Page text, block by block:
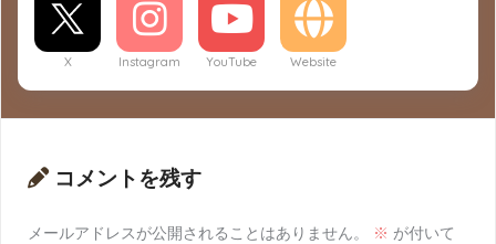
X Instagram YouTube Website
コメントを残す
メールアドレスが公開されることはありません。 ※ が付いて